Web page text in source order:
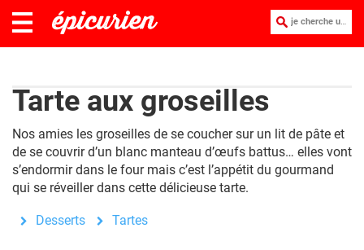
je cherche une recette :
Tarte aux groseilles
Nos amies les groseilles de se coucher sur un lit de pâte et
de se couvrir d’un blanc manteau d’œufs battus… elles vont
s’endormir dans le four mais c’est l’appétit du gourmand
qui se réveiller dans cette délicieuse tarte.
Desserts Tartes